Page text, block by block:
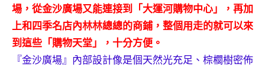
發
表
會
場，從金沙廣場又能連接到「大運河購物中心」，再加
上和四季名店內林林總總的商鋪，整個用走的就可以來
到這些「購物天堂」，十分方便。
『金沙廣場』內部設計像是個天然光充足、棕櫚樹密佈